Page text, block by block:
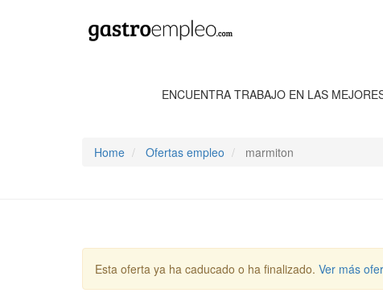
ENCUENTRA TRABAJO EN LAS
Home Ofertas empleo marmiton
Esta oferta ya ha caducado o ha finalizado. Ver más